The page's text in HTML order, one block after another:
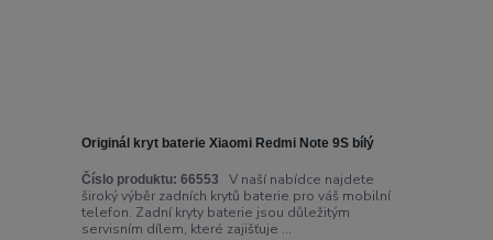
Originál kryt baterie Xiaomi Redmi Note 9S bílý
Číslo produktu: 66553
V naší nabídce najdete
široký výběr zadních krytů baterie pro váš mobilní
telefon. Zadní kryty baterie jsou důležitým
servisním dílem, které zajišťuje ...